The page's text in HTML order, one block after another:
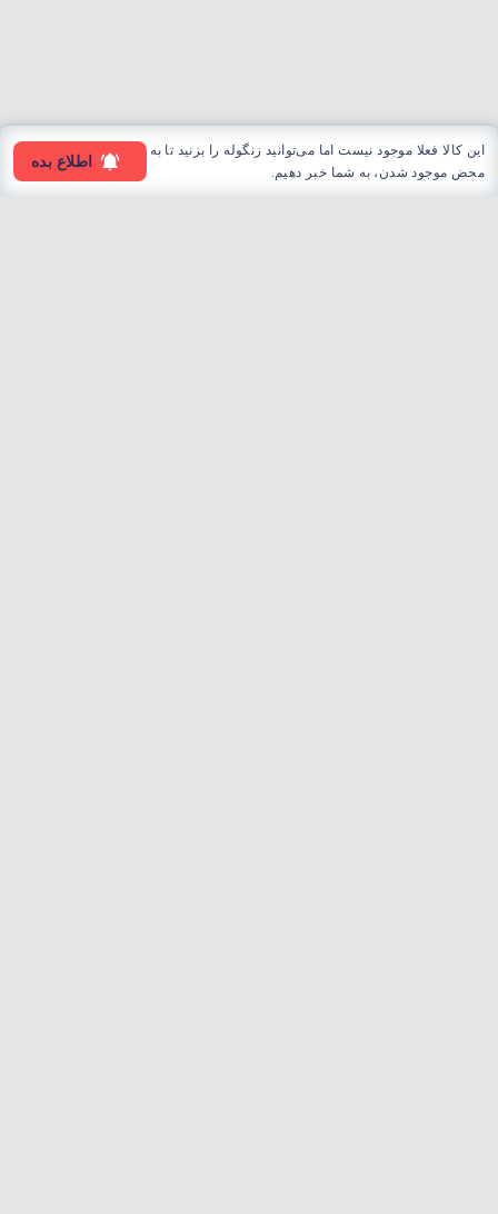
این کالا فعلا موجود نیست اما می‌توانید زنگوله را بزنید تا به
محض موجود شدن، به شما خبر دهیم.
اطلاع بده